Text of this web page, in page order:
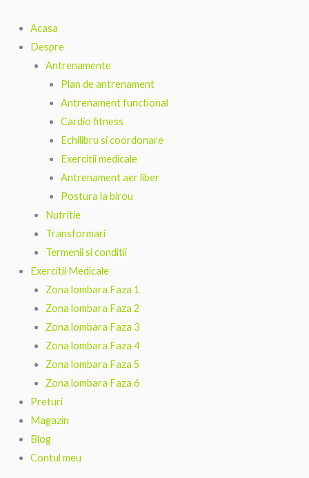
content
Acasa
Despre
Antrenamente
Plan de antrenament
Antrenament functional
Cardio fitness
Echilibru si coordonare
Exercitii medicale
Antrenament aer liber
Postura la birou
Nutritie
Transformari
Termenii si conditii
Exercitii Medicale
Zona lombara Faza 1
Zona lombara Faza 2
Zona lombara Faza 3
Zona lombara Faza 4
Zona lombara Faza 5
Zona lombara Faza 6
Preturi
Magazin
Blog
Contul meu